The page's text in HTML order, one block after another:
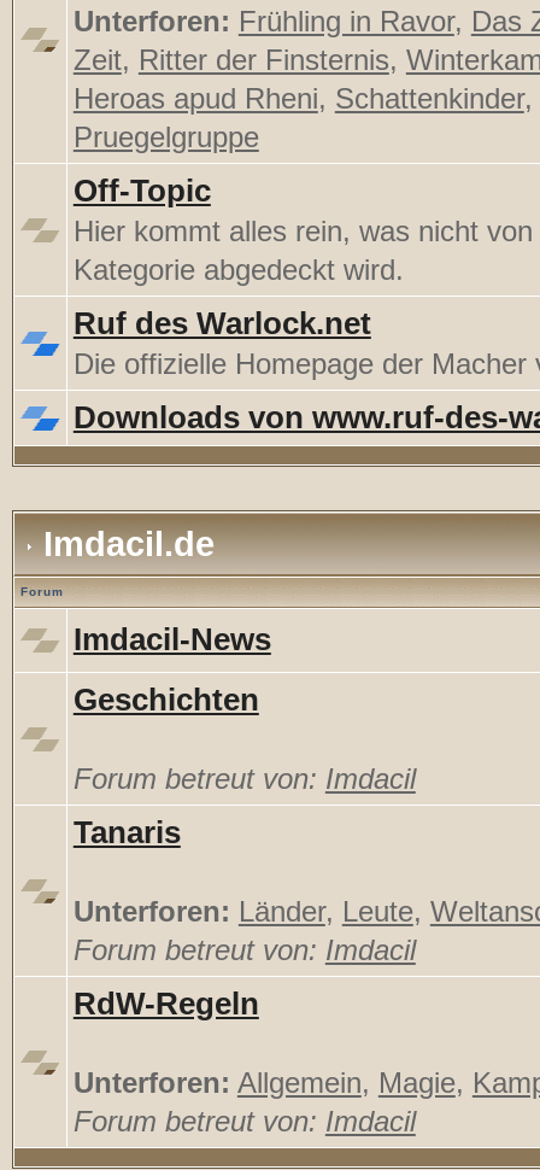
Unterforen: Frühling in Ravor, Das
Zeit, Ritter der Finsternis,
Heroas apud Rheni, Schattenkinder,
Pruegelgruppe
Off-Topic
Hier kommt alles rein, was nicht
Kategorie abgedeckt wird.
Ruf des Warlock.net
Die offizielle Homepage der Macher
Downloads von www.ruf-des-
Imdacil.de
Forum
Imdacil-News
Geschichten
Forum betreut von: Imdacil
Tanaris
Unterforen: Länder, Leute,
Forum betreut von: Imdacil
RdW-Regeln
Unterforen: Allgemein, Magie,
Forum betreut von: Imdacil